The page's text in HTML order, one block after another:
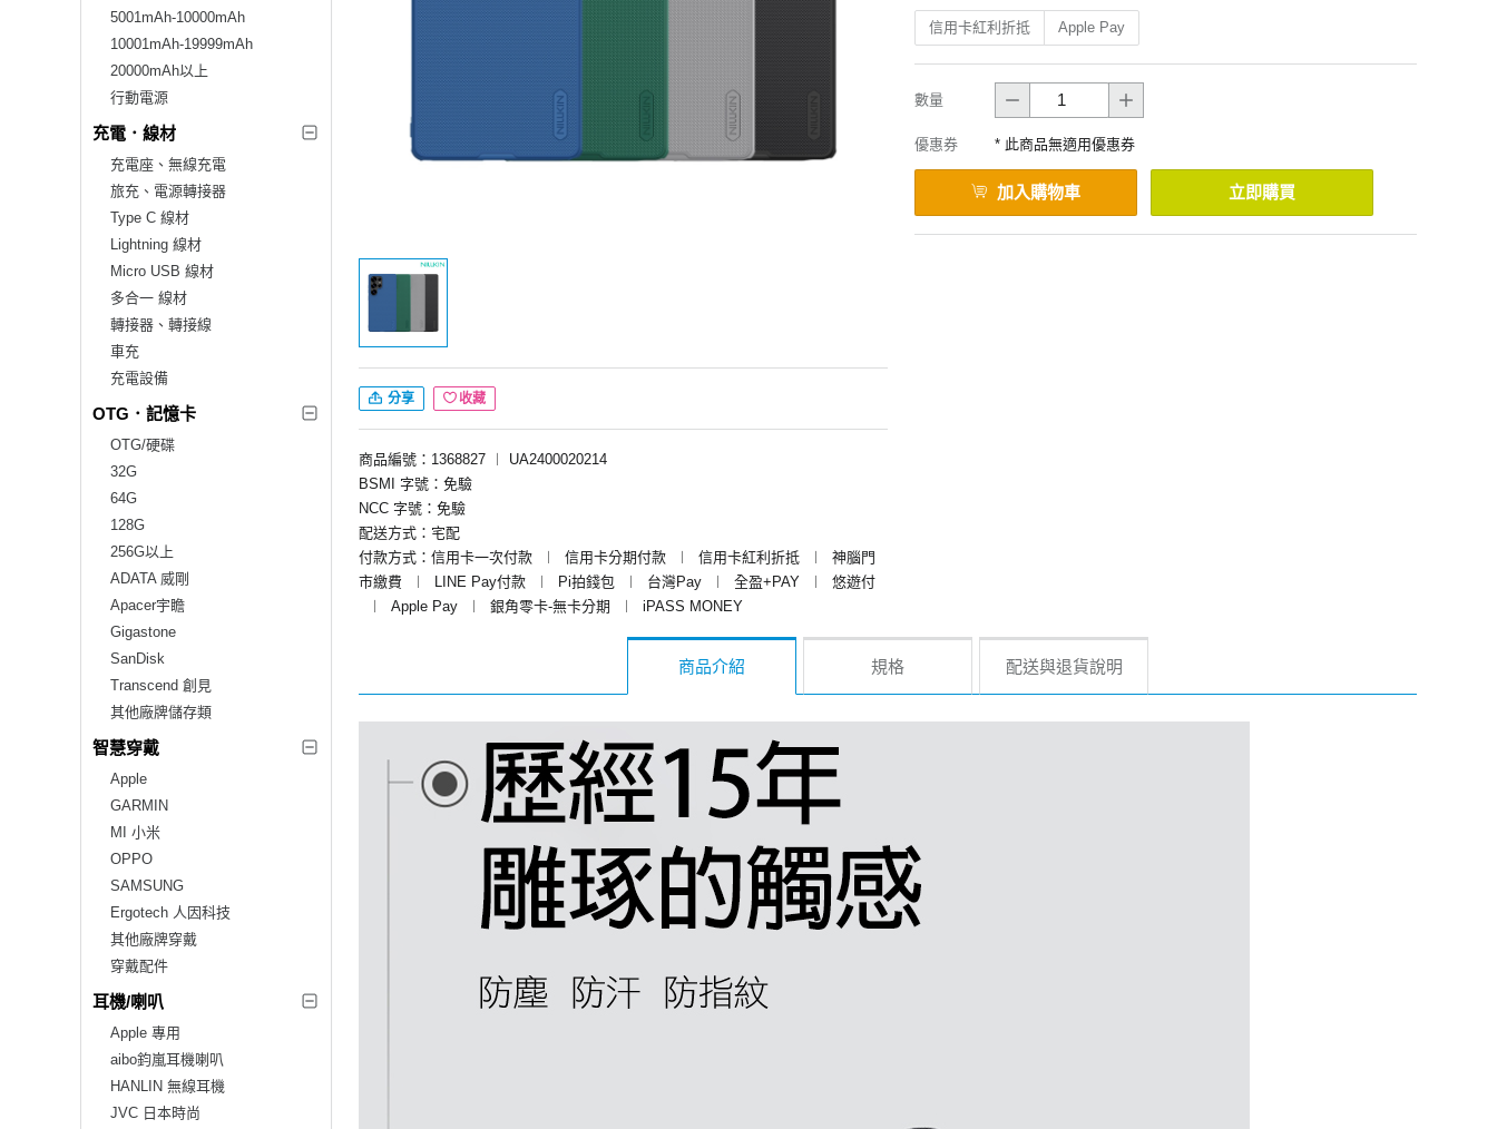
5001mAh-10000mAh
10001mAh-19999mAh
20000mAh以上
行動電源
充電．線材
充電座、無線充電
旅充、電源轉接器
Type C 線材
Lightning 線材
Micro USB 線材
多合一 線材
轉接器、轉接線
車充
充電設備
OTG．記憶卡
OTG/硬碟
32G
64G
128G
256G以上
ADATA 威剛
Apacer宇瞻
Gigastone
SanDisk
Transcend 創見
其他廠牌儲存類
智慧穿戴
Apple
GARMIN
MI 小米
OPPO
SAMSUNG
Ergotech 人因科技
其他廠牌穿戴
穿戴配件
耳機/喇叭
Apple 專用
aibo鈞嵐耳機喇叭
HANLIN 無線耳機
JVC 日本時尚
分享 收藏
商品編號：1368827 ︱
UA2400020214
BSMI 字號：免驗
NCC 字號：免驗
配送方式：宅配
付款方式：信用卡一次付款
︱ 信用卡分期付款 ︱ 信用卡紅利折抵 ︱
神腦門
市繳費
︱ LINE Pay付款 ︱ Pi拍錢包 ︱ 台灣Pay ︱ 全盈+PAY ︱
悠遊付
︱
Apple Pay ︱ 銀角零卡-無卡分期 ︱ iPASS MONEY
信用卡紅利折抵 Apple Pay
數量
優惠券 * 此商品無適用優惠券
加入購物車 立即購買
商品介紹 規格 配送與退貨說明